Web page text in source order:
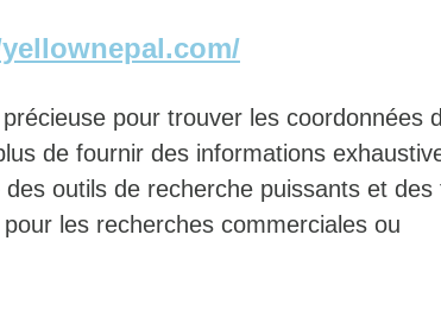
pour trouver les coordonnées
de fournir des informations
outils de recherche puissants et des
les recherches commerciales ou